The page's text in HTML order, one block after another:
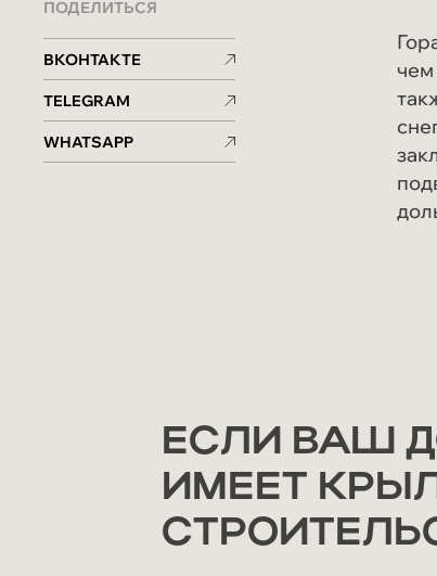
чем
ЕСЛИ ВАШ
ИМЕЕТ
ПОДЕЛИТЬСЯ
ВКОНТАКТЕ
TELEGRAM
WHATSAPP